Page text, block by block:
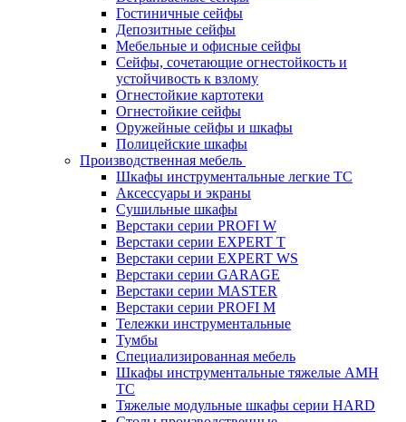
Гостиничные сейфы
Депозитные сейфы
Мебельные и офисные сейфы
Сейфы, сочетающие огнестойкость и
устойчивость к взлому
Огнестойкие картотеки
Огнестойкие сейфы
Оружейные сейфы и шкафы
Полицейские шкафы
Производственная мебель
Шкафы инструментальные легкие ТС
Аксессуары и экраны
Cушильные шкафы
Верстаки серии PROFI W
Верстаки серии EXPERT T
Верстаки серии EXPERT WS
Верстаки серии GARAGE
Верстаки серии MASTER
Верстаки серии PROFI M
Тележки инструментальные
Тумбы
Cпециализированная мебель
Шкафы инструментальные тяжелые AMH
TC
Тяжелые модульные шкафы серии HARD